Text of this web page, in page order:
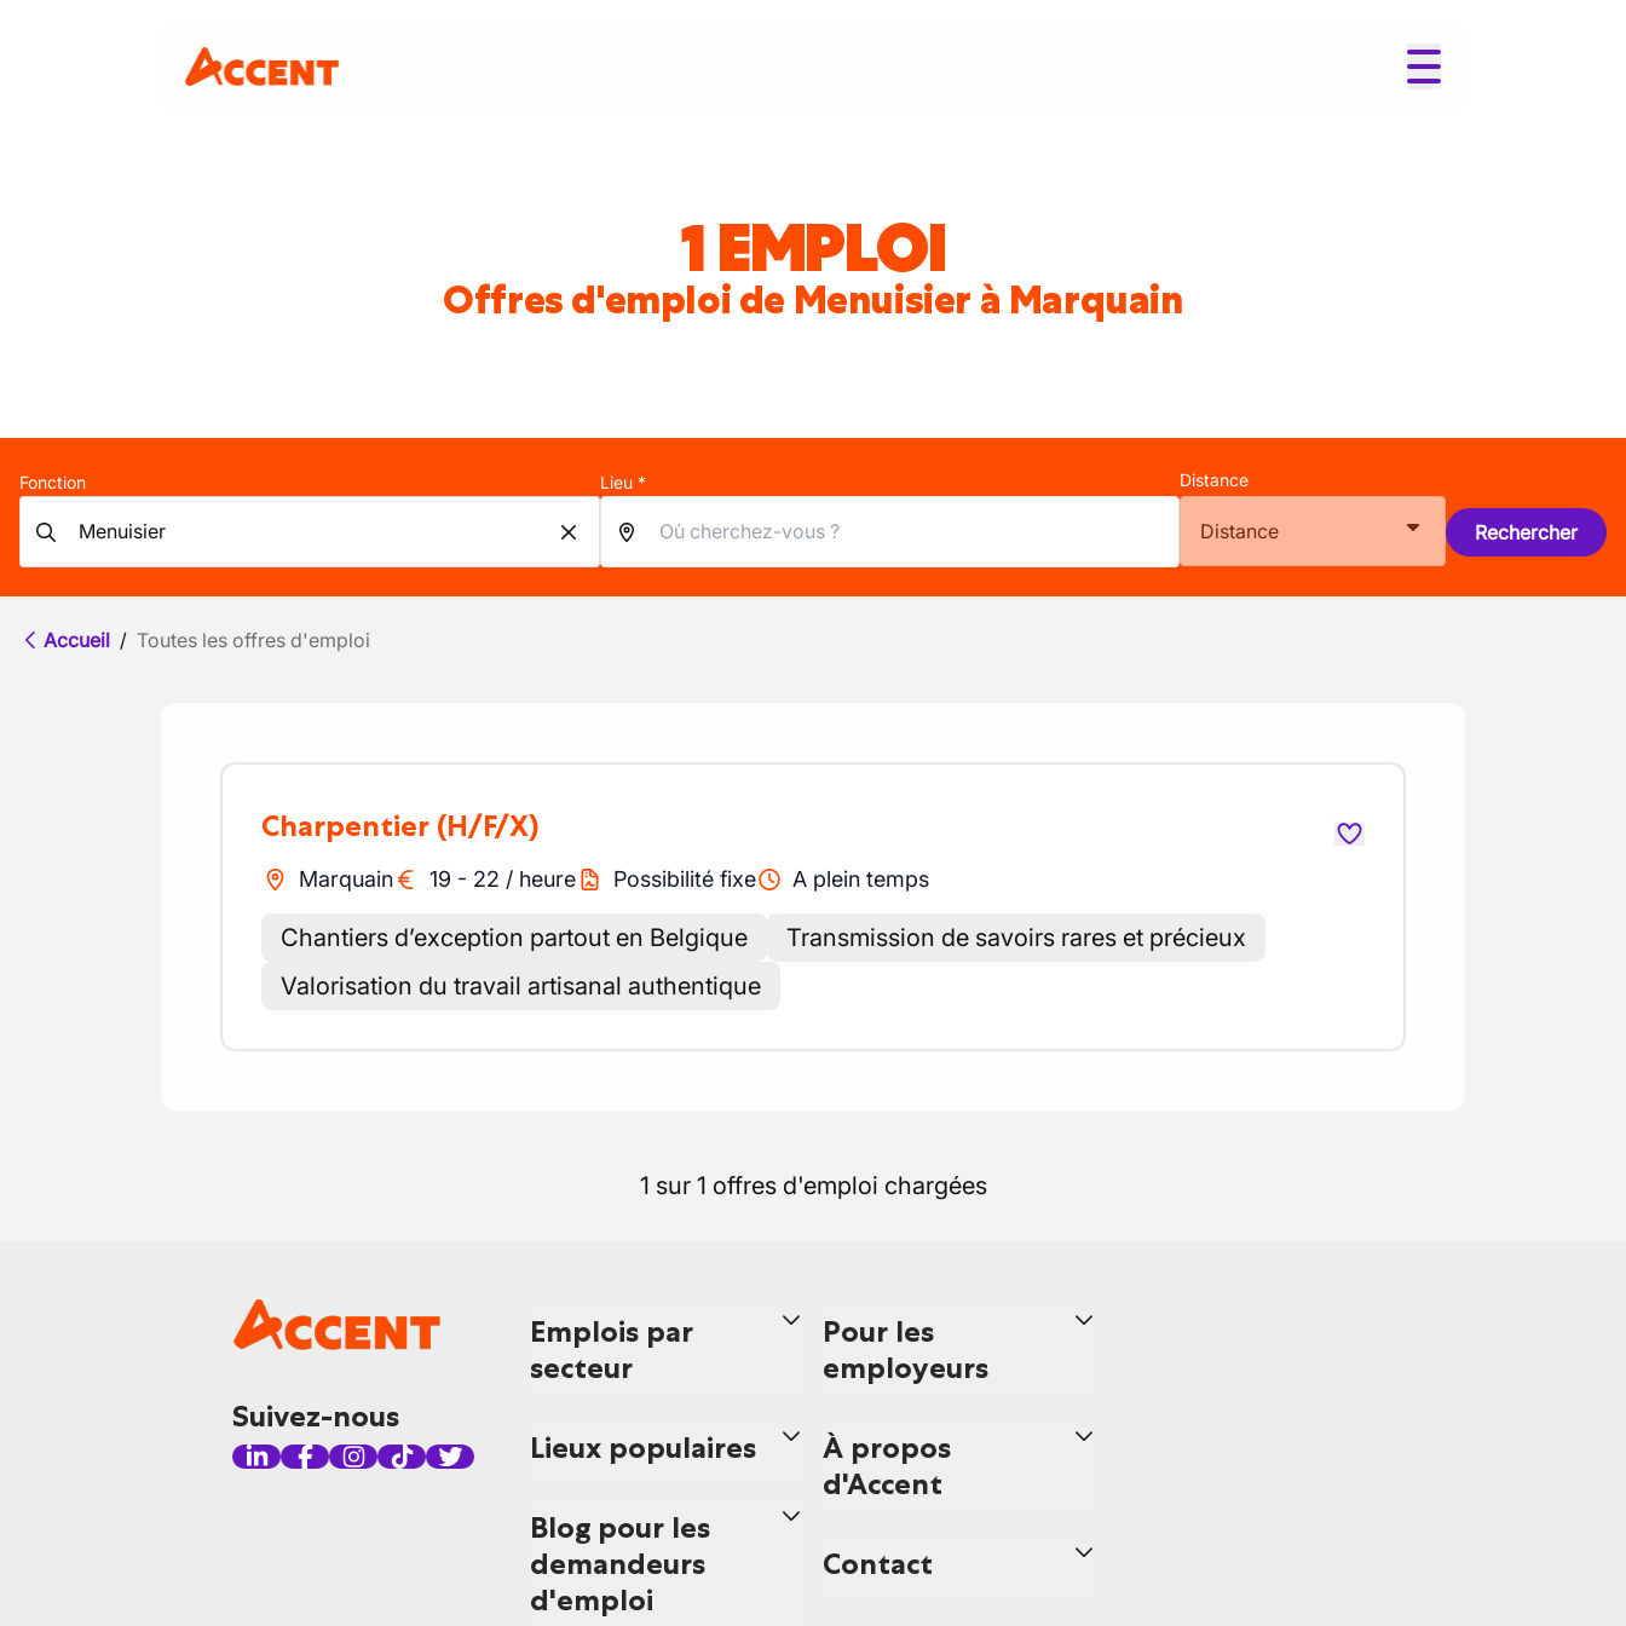
1 EMPLOI
Offres d'emploi de Menuisier à Marquain
Fonction Lieu * Distance
Distance Rechercher
Accueil / Toutes les offres d'emploi
Charpentier (H/F/X)
Marquain 19 - 22 / heure Possibilité fixe A plein temps
Chantiers d’exception partout en Belgique
Transmission de savoirs rares et précieux
Valorisation du travail artisanal authentique
1 sur 1 offres d'emploi chargées
Suivez-nous
Emplois par
secteur
Lieux populaires
Blog pour les
demandeurs
d'emploi
Pour les
employeurs
À propos
d'Accent
Contact